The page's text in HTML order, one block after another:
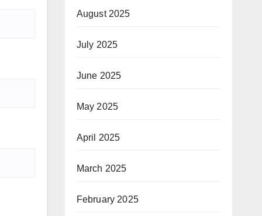
August 2025
July 2025
June 2025
May 2025
April 2025
March 2025
February 2025